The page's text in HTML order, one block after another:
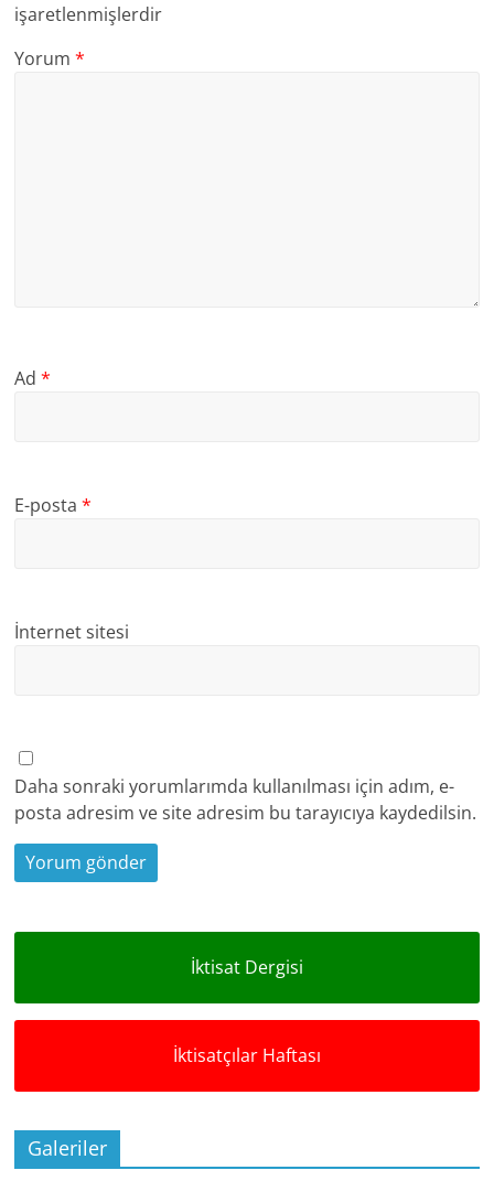
işaretlenmişlerdir
Yorum*
Ad*
E-posta*
İnternet sitesi
Daha sonraki yorumlarımda kullanılması için adım, e-
posta adresim ve site adresim bu tarayıcıya kaydedilsin.
İktisat Dergisi
İktisatçılar Haftası
Galeriler